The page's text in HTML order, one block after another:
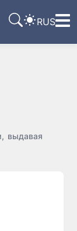
RUS
выдавая